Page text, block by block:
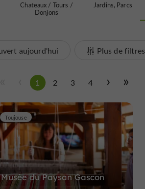
Chateaux / Tours /
Donjons
Jardins, Parcs
aujourd'hui Plus de filtres
1 2 3 4
Musée du Paysan Gascon
Toujouse